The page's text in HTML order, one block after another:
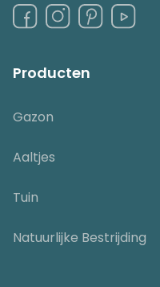
Producten
Gazon
Aaltjes
Tuin
Natuurlijke Bestrijding